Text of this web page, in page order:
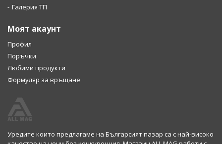
Галерия ТП
Моят акаунт
Профил
Поръчки
Любими продукти
Формуляр за връщане
Уредите които предлагаме на Българсият пазар са с най-високо